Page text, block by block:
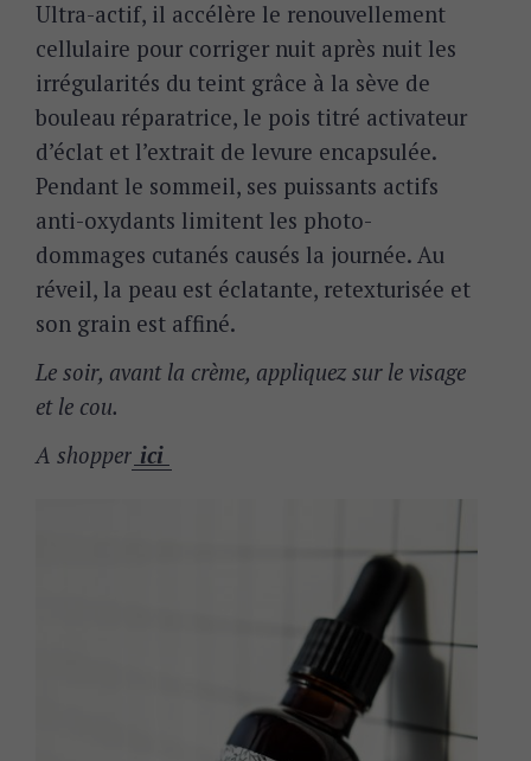
Ultra-actif, il accélère le renouvellement
cellulaire pour corriger nuit après nuit les
irrégularités du teint grâce à la sève de
bouleau réparatrice, le pois titré activateur
d’éclat et l’extrait de levure encapsulée.
Pendant le sommeil, ses puissants actifs
anti-oxydants limitent les photo-
dommages cutanés causés la journée. Au
réveil, la peau est éclatante, retexturisée et
son grain est affiné.
Le soir, avant la crème, appliquez sur le visage
et le cou.
A shopper ici